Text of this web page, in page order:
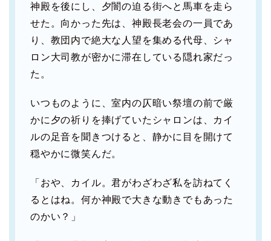
神殿を後にし、夕闇の迫る街へと馬車を走ら
せた。向かった先は、神殿長老会の一員であ
り、教団内で絶大な人望を集める代母、シャ
ロン大司教が密かに滞在している隠れ家だっ
た。
いつものように、室内の仄暗い祭壇の前で厳
かに夕の祈りを捧げていたシャロンは、カイ
ルの足音を聞きつけると、静かに目を開けて
穏やかに微笑んだ。
「おや、カイル。君がわざわざ私を訪ねてく
るとはね。何か神殿で大きな動きでもあった
のかい？」